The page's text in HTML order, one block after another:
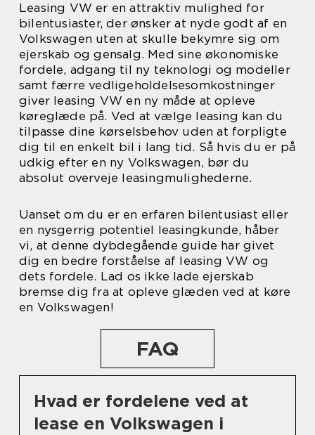
Leasing VW er en attraktiv mulighed for
bilentusiaster, der ønsker at nyde godt af en
Volkswagen uten at skulle bekymre sig om
ejerskab og gensalg. Med sine økonomiske
fordele, adgang til ny teknologi og modeller
samt færre vedligeholdelsesomkostninger
giver leasing VW en ny måde at opleve
køreglæde på. Ved at vælge leasing kan du
tilpasse dine kørselsbehov uden at forpligte
dig til en enkelt bil i lang tid. Så hvis du er på
udkig efter en ny Volkswagen, bør du
absolut overveje leasingmulighederne.
Uanset om du er en erfaren bilentusiast eller
en nysgerrig potentiel leasingkunde, håber
vi, at denne dybdegående guide har givet
dig en bedre forståelse af leasing VW og
dets fordele. Lad os ikke lade ejerskab
bremse dig fra at opleve glæden ved at køre
en Volkswagen!
FAQ
Hvad er fordelene ved at
lease en Volkswagen i